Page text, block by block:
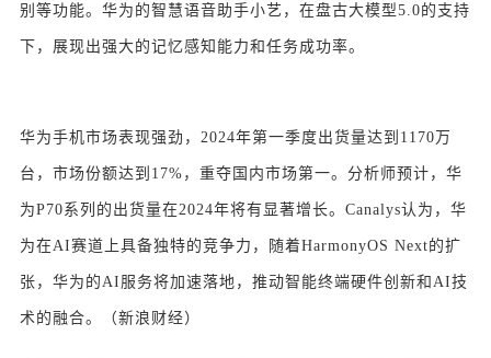
别等功能。华为的智慧语音助手小艺，在盘古大模型5.0的支持
下，展现出强大的记忆感知能力和任务成功率。
华为手机市场表现强劲，2024年第一季度出货量达到1170万
台，市场份额达到17%，重夺国内市场第一。分析师预计，华
为P70系列的出货量在2024年将有显著增长。Canalys认为，华
为在AI赛道上具备独特的竞争力，随着HarmonyOS Next的扩
张，华为的AI服务将加速落地，推动智能终端硬件创新和AI技
术的融合。（新浪财经）